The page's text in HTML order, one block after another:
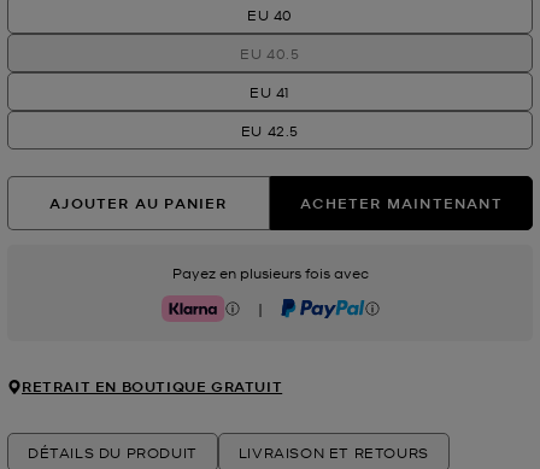
EU 40
EU 40.5
EU 41
EU 42.5
AJOUTER AU PANIER ACHETER MAINTENANT
Payez en plusieurs fois avec
Klarna | PayPal
RETRAIT EN BOUTIQUE GRATUIT
DÉTAILS DU PRODUIT LIVRAISON ET RETOURS